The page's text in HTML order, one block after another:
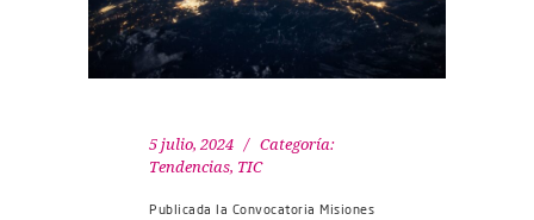
5 julio, 2024
Categoría:
Tendencias, TIC
Publicada la Convocatoria Misiones